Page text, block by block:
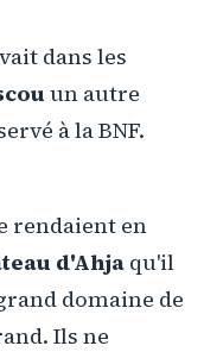
dans les
un autre
à la BNF.
rendaient en
d'Ahja qu'il
domaine de
Ils ne